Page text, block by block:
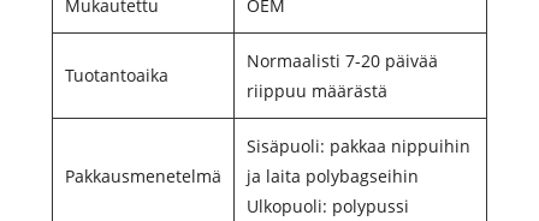
Mukautettu OEM
Tuotantoaika
Normaalisti 7-20 päivää
riippuu määrästä
Pakkausmenetelmä
Sisäpuoli: pakkaa nippuihin
ja laita polybagseihin
Ulkopuoli: polypussi